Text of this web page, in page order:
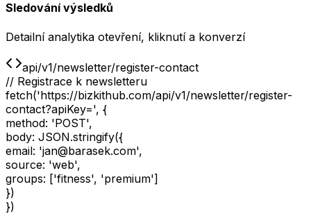
Sledování výsledků
Detailní analytika otevření, kliknutí a konverzí
api/v1/newsletter/register-contact
// Registrace k newsletteru
fetch('https://bizkithub.com/api/v1/newsletter/register-
contact?apiKey=', {
method: 'POST',
body: JSON.stringify({
email: 'jan@barasek.com',
source: 'web',
groups: ['fitness', 'premium']
})
})